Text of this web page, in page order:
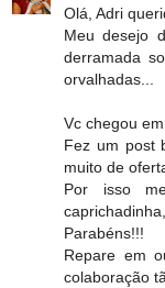
Olá, Adri
Meu desejo
derramada
orvalhadas...
Vc chegou
Fez um post
muito de
Por isso
Parabéns!!!
Repare em
colaboração